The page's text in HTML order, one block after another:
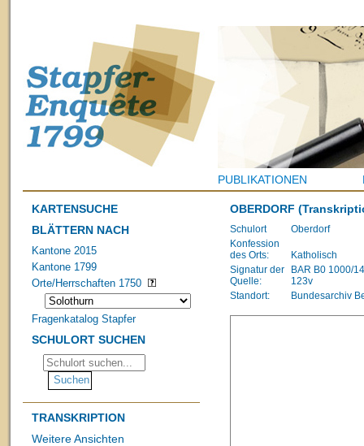
PUBLIKATIONEN
KARTENSUCHE
BLÄTTERN NACH
Kantone 2015
Kantone 1799
Orte/Herrschaften 1750
Fragenkatalog Stapfer
SCHULORT SUCHEN
TRANSKRIPTION
Weitere Ansichten
OBERDORF
Schulort
Oberdorf
Konfession
des Orts:
Katholisch
Signatur der
Quelle:
BAR B0 1000/
123v
Standort:
Bundesarchiv